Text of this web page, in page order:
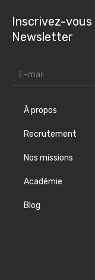
Inscrivez-
Newsletter
À propos
Recrutement
Nos missions
Académie
Blog